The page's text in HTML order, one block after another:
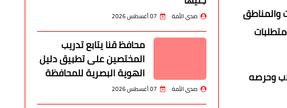
والمناطق
وحرصه
صدى الأمة 07 أغسطس 2026
محافظ قنا يتابع تدريب
المختصين على تطبيق دليل
الهوية البصرية للمحافظة
صدى الأمة 07 أغسطس 2026